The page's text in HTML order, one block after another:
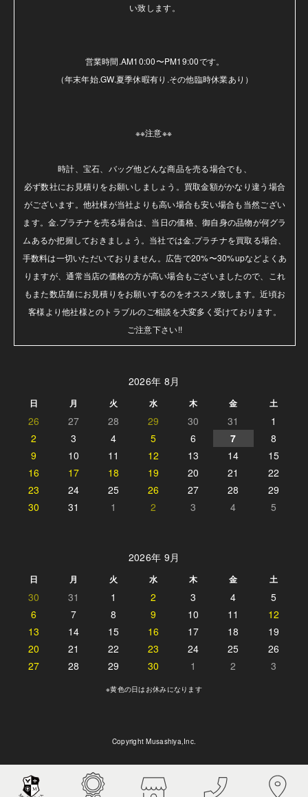
い致します。
営業時間.AM10:00〜PM19:00です。
（年末年始.GW.夏季休暇有り.その他臨時休業あり）
※※注意※※
時計、宝石、バッグ他どんな商品を売る場合でも、
必ず数社にお見積りをお願いしましょう。買取金額がかなり違う場合
がございます。他社様が当社よりも高い場合も安い場合も当然ござい
ます。金.プラチナを売る場合は、当日の価格、御自身の品物が何グラ
ムあるか把握しておきましょう。当社では金.プラチナを買取る場合、
手数料は一切いただいておりません。広告で20%〜30%upなどよくあ
りますが、通常当店の価格の方が高い場合もございましたので、これ
もまた数店舗にお見積りをお願いするのをオススメ致します。近頃お
客様より他社様とのトラブルのご相談を大変多く受けております。
ご注意下さい!!
2026年 8月
日 月 火 水 木 金 土
26 27 28 29 30 31
1
2
3 4 5 6 7
8
9
10 11 12 13 14
15
16
17 18 19 20 21
22
23
24 25 26 27 28
29
30
31 1 2 3 4 5
2026年 9月
日 月 火 水 木 金 土
30 31 1 2 3 4
5
6
7 8 9 10 11
12
13
14 15 16 17 18
19
20
21 22 23 24 25
26
27
28 29 30 1 2 3
※黄色の日はお休みになります
Copyright Musashiya,Inc.